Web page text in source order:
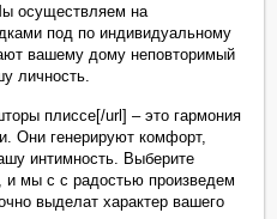
осуществляем на
под по индивидуальному
вашему дому неповторимый
личность.
плиссе[/url] – это гармония
Они генерируют комфорт,
интимность. Выберите
и мы с с радостью произведем
выделат характер вашего